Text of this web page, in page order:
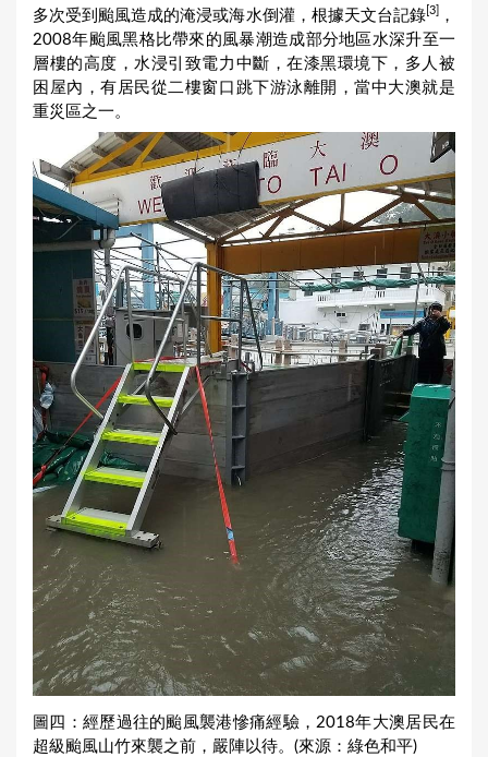
多次受到颱風造成的淹浸或海水倒灌，根據天文台記錄[3] ，
2008年颱風黑格比帶來的風暴潮造成部分地區水深升至一
層樓的高度，水浸引致電力中斷，在漆黑環境下，多人被
困屋內，有居民從二樓窗口跳下游泳離開，當中大澳就是
重災區之一。
圖四：經歷過往的颱風襲港慘痛經驗，2018年大澳居民在
超級颱風山竹來襲之前，嚴陣以待。(來源：綠色和平)